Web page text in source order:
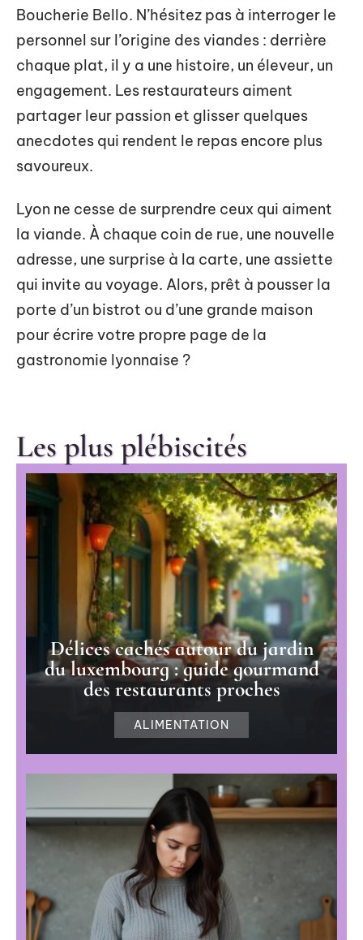
Boucherie Bello. N’hésitez pas à interroger le
personnel sur l’origine des viandes : derrière
chaque plat, il y a une histoire, un éleveur, un
engagement. Les restaurateurs aiment
partager leur passion et glisser quelques
anecdotes qui rendent le repas encore plus
savoureux.
Lyon ne cesse de surprendre ceux qui aiment
la viande. À chaque coin de rue, une nouvelle
adresse, une surprise à la carte, une assiette
qui invite au voyage. Alors, prêt à pousser la
porte d’un bistrot ou d’une grande maison
pour écrire votre propre page de la
gastronomie lyonnaise ?
Les plus plébiscités
Délices cachés autour du jardin
du luxembourg : guide gourmand
des restaurants proches
ALIMENTATION